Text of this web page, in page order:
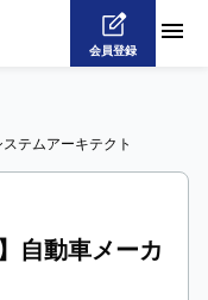
会員登録
テムアーキテクト
自動車メーカ